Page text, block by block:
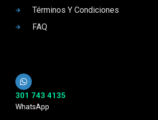
Términos Y Condiciones
FAQ
301 743 4135
WhatsApp